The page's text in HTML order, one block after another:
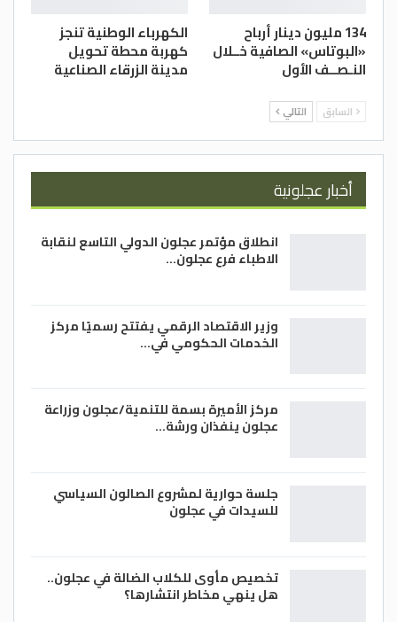
134 مليون دينار أرباح
«البوتاس» الصافية خــلال
النـصــف الأول
الكهرباء الوطنية تنجز
كهربة محطة تحويل
مدينة الزرقاء الصناعية
السابق التالي
أخبار عجلونية
انطلاق مؤتمر عجلون الدولي التاسع لنقابة
الاطباء فرع عجلون…
وزير الاقتصاد الرقمي يفتتح رسميًا مركز
الخدمات الحكومي في…
مركز الأميرة بسمة للتنمية/عجلون وزراعة
عجلون ينفذان ورشة…
جلسة حوارية لمشروع الصالون السياسي
للسيدات في عجلون
تخصيص مأوى للكلاب الضالة في عجلون..
هل ينهي مخاطر انتشارها؟